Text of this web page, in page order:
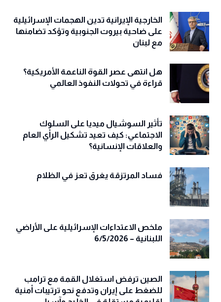
الخارجية الإيرانية تدين الهجمات الإسرائيلية
على ضاحية بيروت الجنوبية وتؤكد تضامنها
مع لبنان
هل انتهى عصر القوة الناعمة الأمريكية؟
قراءة في تحولات النفوذ العالمي
تأثير السوشيال ميديا على السلوك
الاجتماعي: كيف تعيد تشكيل الرأي العام
والعلاقات الإنسانية؟
فساد المرتزقة يغرق تعز في الظلام
ملخص الاعتداءات الإسرائيلية على الأراضي
اللبنانية – 6/5/2026
الصين ترفض استغلال القمة مع ترامب
للضغط على إيران وتدفع نحو ترتيبات أمنية